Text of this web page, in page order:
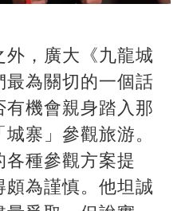
，廣大《九龍城
最為關切的一個話
機會親身踏入那
寨」參觀旅游。
種參觀方案提
為謹慎。他坦誠